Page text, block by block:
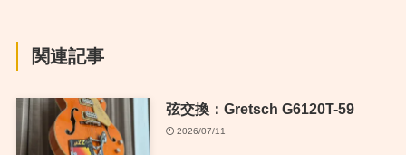
関連記事
弦交換：Gretsch G6120T-59
2026/07/11